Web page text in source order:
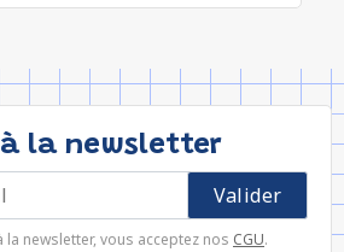
la newsletter
la newsletter, vous acceptez nos CGU.